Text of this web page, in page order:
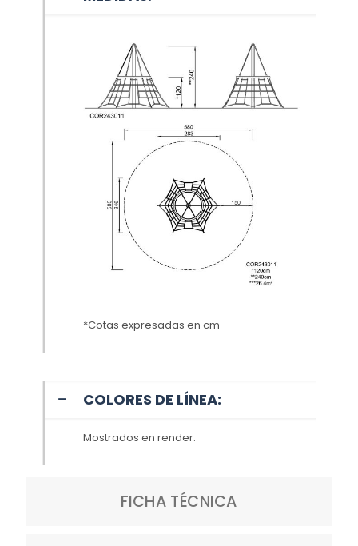
*Cotas expresadas en cm
COLORES DE LÍNEA:
Mostrados en render.
FICHA TÉCNICA